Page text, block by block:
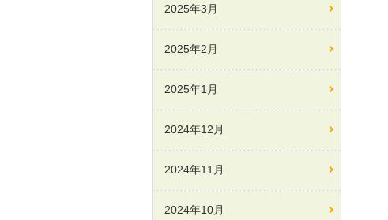
2025年3月
2025年2月
2025年1月
2024年12月
2024年11月
2024年10月